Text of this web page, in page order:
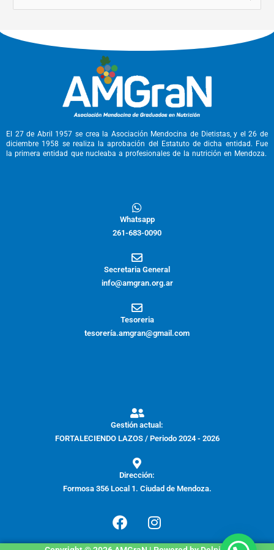
r
:
El 27 de Abril 1957 se crea la Asociación Mendocina de Dietistas, y el 26 de
diciembre 1958 se realiza la aprobación del Estatuto de dicha entidad. Fue
la primera entidad que nucleaba a profesionales de la nutrición en Mendoza.
Whatsapp
261-683-0090
Secretaria General
info@amgran.org.ar
Tesoreria
tesorería.amgran@gmail.com
Gestión actual:
FORTALECIENDO LAZOS / Periodo 2024 - 2026
Dirección:
Formosa 356 Local 1. Ciudad de Mendoza.
F
a
c
I
n
s